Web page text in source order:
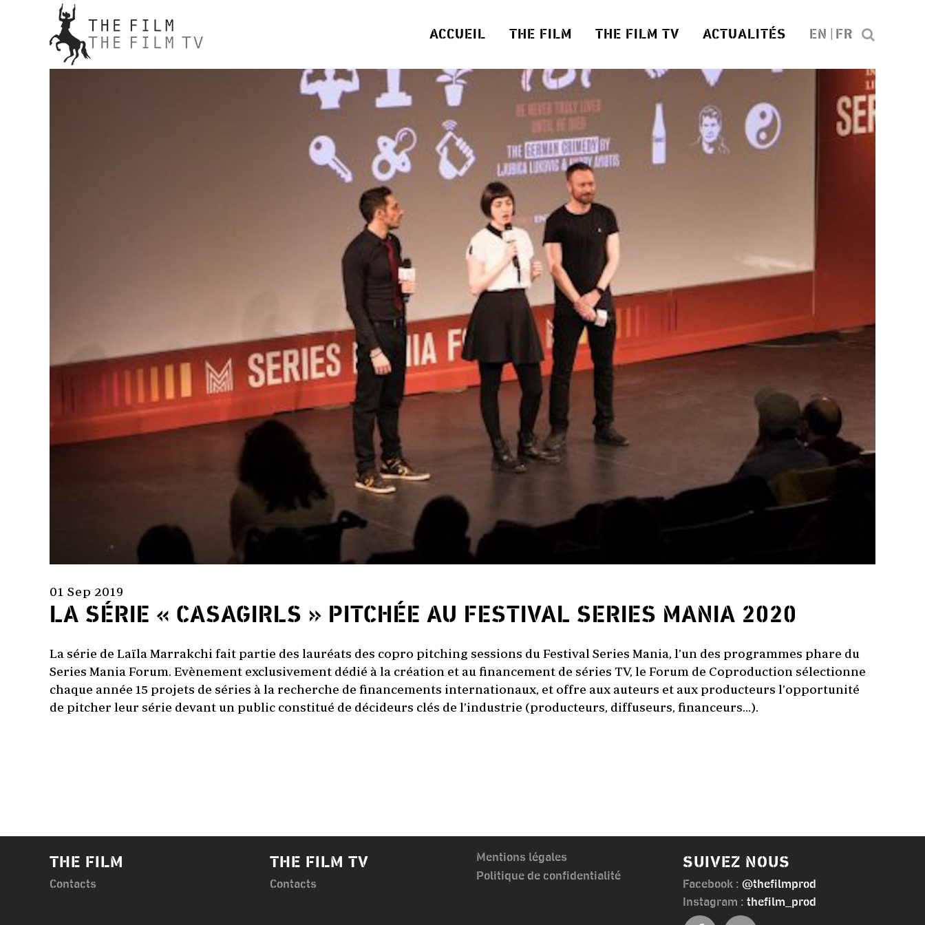
ACCUEIL THE FILM THE FILM TV ACTUALITÉS EN FR
01 Sep 2019
LA SÉRIE « CASAGIRLS » PITCHÉE AU FESTIVAL SERIES MANIA 2020
La série de Laïla Marrakchi fait partie des lauréats des copro pitching sessions du Festival Series Mania, l’un des programmes phare du
Series Mania Forum. Evènement exclusivement dédié à la création et au financement de séries TV, le Forum de Coproduction sélectionne
chaque année 15 projets de séries à la recherche de financements internationaux, et offre aux auteurs et aux producteurs l’opportunité
de pitcher leur série devant un public constitué de décideurs clés de l’industrie (producteurs, diffuseurs, financeurs…).
THE FILM
Contacts
THE FILM TV
Contacts
Mentions légales
Politique de confidentialité
SUIVEZ NOUS
Facebook : @thefilmprod
Instagram : thefilm_prod